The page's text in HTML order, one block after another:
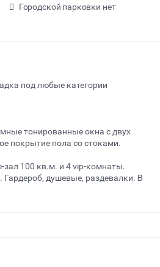
Городской парковки нет
под любые категории
тонированные окна с двух
покрытие пола со стоками.
зал 100 кв.м. и 4 vip-комнаты.
Гардероб, душевые, раздевалки. В
Окончание